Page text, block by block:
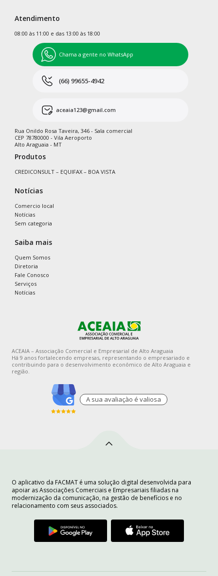
Atendimento
08:00 às 11:00 e das 13:00 às 18:00
Chama a gente no WhatsApp
(66) 99655-4942
aceaia123@gmail.com
Rua Onildo Rosa Taveira, 346 - Sala comercial
CEP 78780000 - Vila Aeroporto
Alto Araguaia - MT
Produtos
CREDICONSULT – EQUIFAX – BOA VISTA
Notícias
Comercio local
Notícias
Sem categoria
Saiba mais
Quem Somos
Diretoria
Fale Conosco
Serviços
Notícias
ACEAIA – Associação Comercial e Empresarial de Alto Araguaia
Há 9 anos fortalecendo empresas, representando o empresariado e
contribuindo para o desenvolvimento econômico de Alto Araguaia e
região.
A sua avaliaçào é valiosa
O aplicativo da FACMAT é uma solução digital desenvolvida para
apoiar as Associações Comerciais e Empresariais filiadas na
modernização da comunicação, na gestão de benefícios e no
relacionamento com seus associados.